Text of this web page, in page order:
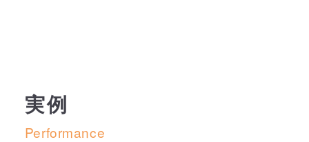
実例
Performance